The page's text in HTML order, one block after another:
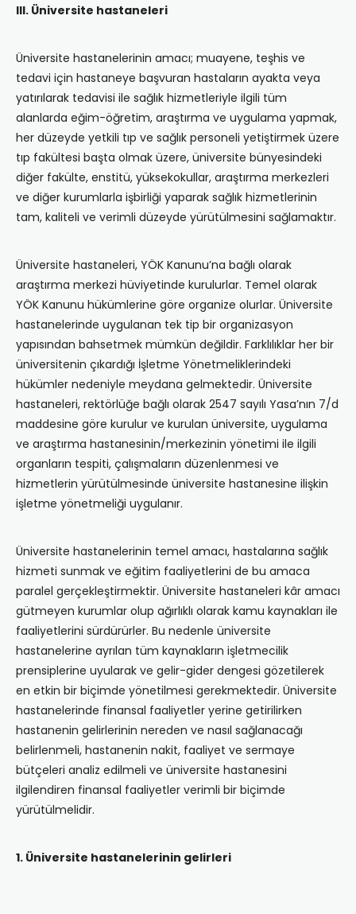
III. Üniversite hastaneleri
Üniversite hastanelerinin amacı; muayene, teşhis ve
tedavi için hastaneye başvuran hastaların ayakta veya
yatırılarak tedavisi ile sağlık hizmetleriyle ilgili tüm
alanlarda eğim-öğretim, araştırma ve uygulama yapmak,
her düzeyde yetkili tıp ve sağlık personeli yetiştirmek üzere
tıp fakültesi başta olmak üzere, üniversite bünyesindeki
diğer fakülte, enstitü, yüksekokullar, araştırma merkezleri
ve diğer kurumlarla işbirliği yaparak sağlık hizmetlerinin
tam, kaliteli ve verimli düzeyde yürütülmesini sağlamaktır.
Üniversite hastaneleri, YÖK Kanunu’na bağlı olarak
araştırma merkezi hüviyetinde kurulurlar. Temel olarak
YÖK Kanunu hükümlerine göre organize olurlar. Üniversite
hastanelerinde uygulanan tek tip bir organizasyon
yapısından bahsetmek mümkün değildir. Farklılıklar her bir
üniversitenin çıkardığı İşletme Yönetmeliklerindeki
hükümler nedeniyle meydana gelmektedir. Üniversite
hastaneleri, rektörlüğe bağlı olarak 2547 sayılı Yasa’nın 7/d
maddesine göre kurulur ve kurulan üniversite, uygulama
ve araştırma hastanesinin/merkezinin yönetimi ile ilgili
organların tespiti, çalışmaların düzenlenmesi ve
hizmetlerin yürütülmesinde üniversite hastanesine ilişkin
işletme yönetmeliği uygulanır.
Üniversite hastanelerinin temel amacı, hastalarına sağlık
hizmeti sunmak ve eğitim faaliyetlerini de bu amaca
paralel gerçekleştirmektir. Üniversite hastaneleri kâr amacı
gütmeyen kurumlar olup ağırlıklı olarak kamu kaynakları ile
faaliyetlerini sürdürürler. Bu nedenle üniversite
hastanelerine ayrılan tüm kaynakların işletmecilik
prensiplerine uyularak ve gelir-gider dengesi gözetilerek
en etkin bir biçimde yönetilmesi gerekmektedir. Üniversite
hastanelerinde finansal faaliyetler yerine getirilirken
hastanenin gelirlerinin nereden ve nasıl sağlanacağı
belirlenmeli, hastanenin nakit, faaliyet ve sermaye
bütçeleri analiz edilmeli ve üniversite hastanesini
ilgilendiren finansal faaliyetler verimli bir biçimde
yürütülmelidir.
1. Üniversite hastanelerinin gelirleri